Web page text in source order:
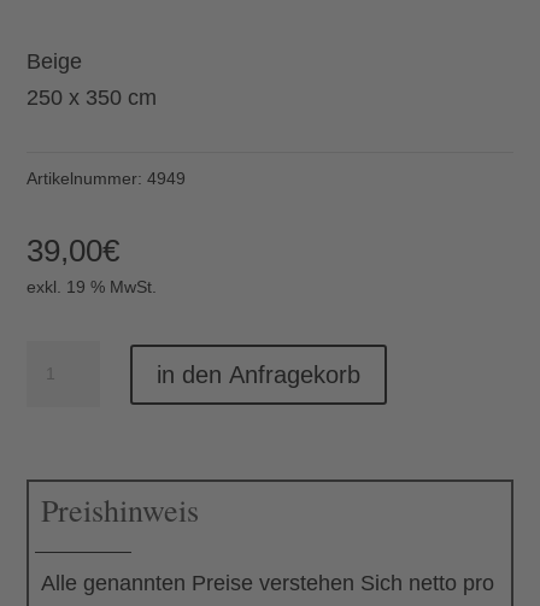
Beige
250 x 350 cm
Artikelnummer:4949
39,00€
exkl. 19 % MwSt.
350
Menge
in den Anfragekorb
Preishinweis
Alle genannten Preise verstehen Sich netto pro